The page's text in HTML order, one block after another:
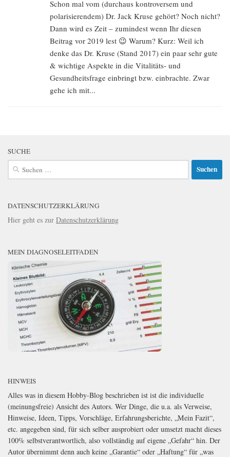
Schon mal vom (durchaus kontroversem und
polarisierendem) Dr. Jack Kruse gehört? Noch nicht?
Dann wird es Zeit – zumindest wenn Ihr diesen
Beitrag vor 2019 lest 😉 Warum? Kurz: Weil ich
denke das Dr. Kruse (Stand 2017) ein paar sehr gute
& wichtige Aspekte in die Vitalitäts- und
Gesundheitsfrage einbringt bzw. einbrachte. Zwar
gehe ich mit...
SUCHE
Suchen
DATENSCHUTZERKLÄRUNG
Hier geht es zur Datenschutzerklärung
MEIN DIAGNOSELEITFADEN
HINWEIS
Alles was in diesem Hobby-Blog beschrieben ist ist die individuelle
(meinungsfreie) Ansicht des Autors. Wer Dinge, die u.a. als Verweise,
Hinweise, Ideen, Tipps, Vorschläge, Erfahrungsberichte, „Mein Fazit“,
etc. angegeben sind, für sich selber ausprobiert oder umsetzt macht dieses
100% selbstverantwortlich, also vollständig auf eigene „Gefahr“ hin. Der
Autor übernimmt denn auch keine „Garantie“ oder „Haftung“ für „was